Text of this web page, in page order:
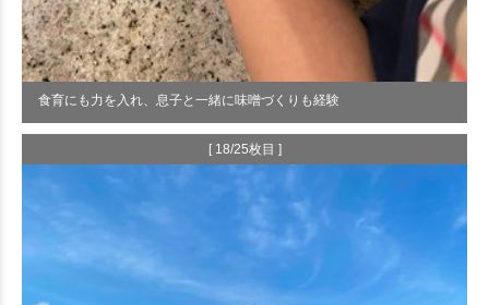
食育にも力を入れ、息子と一緒に味噌づくりも経験
[ 18/25枚目 ]